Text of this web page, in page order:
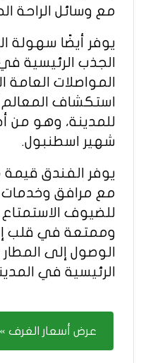
مع وسائل الراحة
يوفر أيضًا سهولة
الجذب الرئيسية
المواصلات
استكشاف المعالم
للمدينة، وهو من
شهير اسطنبول.
يوفر الفندق قيمة
مع مرافق وخدمات
للضيوف
وممتعة في قلب
الوصول إلى
الرئيسية في
عرض أسعار الغرف »